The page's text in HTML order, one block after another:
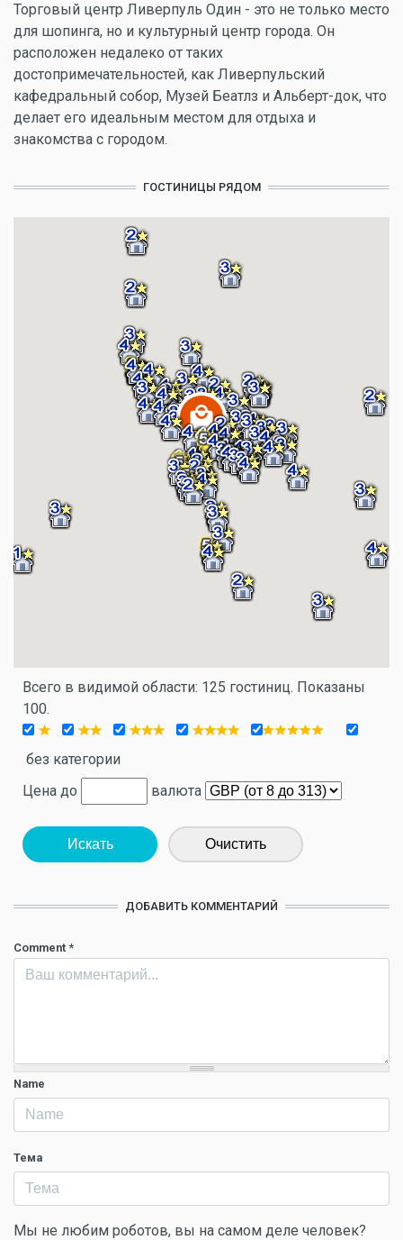
Торговый центр Ливерпуль Один - это не только место
для шопинга, но и культурный центр города. Он
расположен недалеко от таких
достопримечательностей, как Ливерпульский
кафедральный собор, Музей Беатлз и Альберт-док, что
делает его идеальным местом для отдыха и
знакомства с городом.
ГОСТИНИЦЫ РЯДОМ
Всего в видимой области: 125 гостиниц. Показаны
100.
без категории
Цена до
валюта
Искать Очистить
ДОБАВИТЬ КОММЕНТАРИЙ
Comment *
Name
Тема
Мы не любим роботов, вы на самом деле человек?